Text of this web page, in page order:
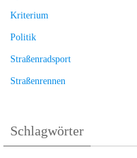
Kriterium
Politik
Straßenradsport
Straßenrennen
Schlagwörter